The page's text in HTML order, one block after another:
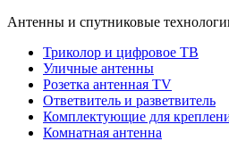
Антенны и спутниковые
Триколор и цифровое ТВ
Уличные антенны
Розетка антенная TV
Ответвитель и разветвитель
Комплектующие для
Комнатная антенна